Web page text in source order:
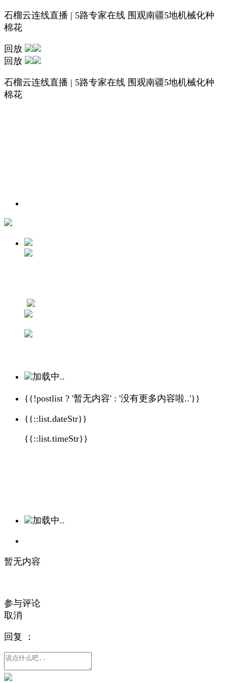
石榴云连线直播 | 5路专家在线 围观南疆5地机械化种
棉花
回放
回放
石榴云连线直播 | 5路专家在线 围观南疆5地机械化种
棉花
加载中..
{{!postlist ? '暂无内容' : '没有更多内容啦..'}}
{{::list.dateStr}}
{{::list.timeStr}}
加载中..
暂无内容
参与评论
取消
回复 ：